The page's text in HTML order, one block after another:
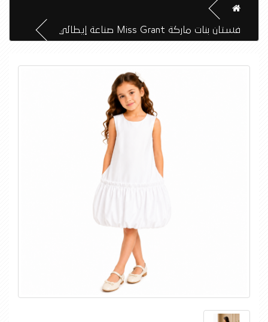
فستان بنات ماركة Miss Grant صناعة إيطالي